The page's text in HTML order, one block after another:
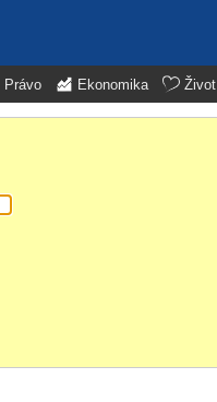
Právo Ekonomika Život